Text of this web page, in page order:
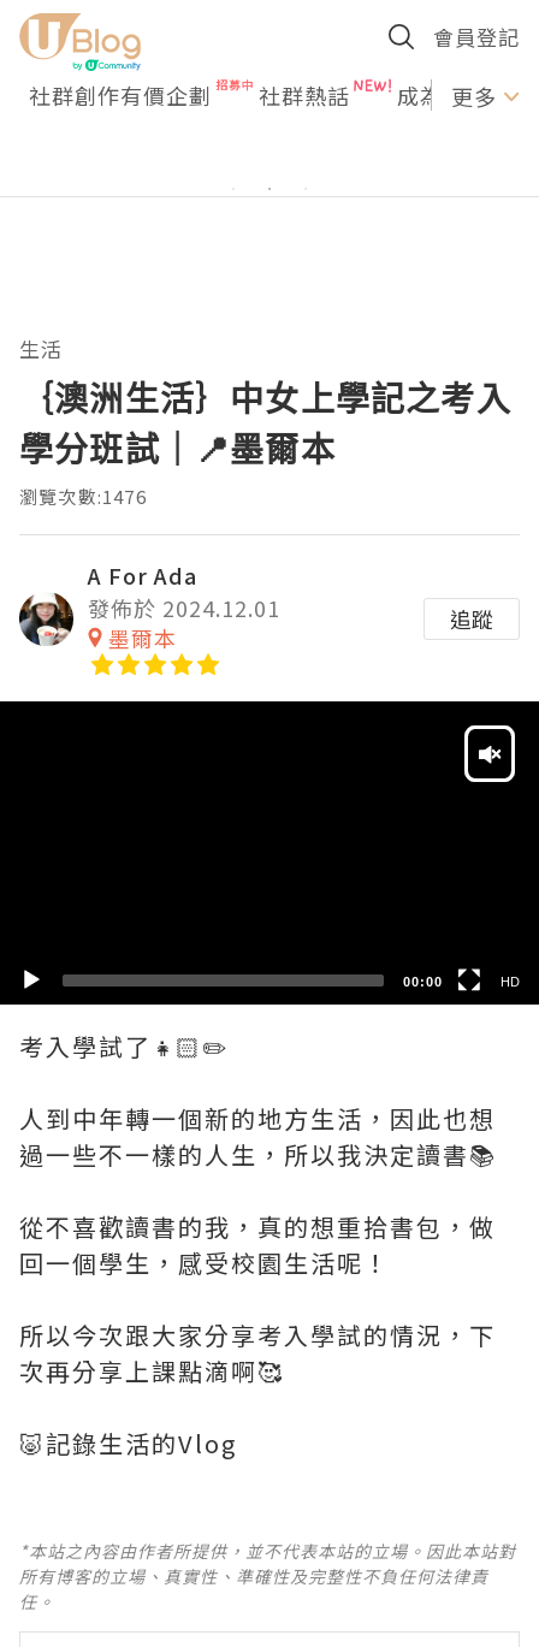
會員登記
社群創作有價企劃 社群熱話 成為U更多
生活
｛澳洲生活｝中女上學記之考入
學分班試｜📍墨爾本
瀏覽次數:1476
A For Ada
發佈於 2024.12.01
墨爾本
追蹤
00:00 HD
考入學試了👧🏻✏️
人到中年轉一個新的地方生活，因此也想
過一些不一樣的人生，所以我決定讀書📚
從不喜歡讀書的我，真的想重拾書包，做
回一個學生，感受校園生活呢！
所以今次跟大家分享考入學試的情況，下
次再分享上課點滴啊🥰
🐷記錄生活的Vlog
*本站之內容由作者所提供，並不代表本站的立場。因此本站對
所有博客的立場、真實性、準確性及完整性不負任何法律責
任。